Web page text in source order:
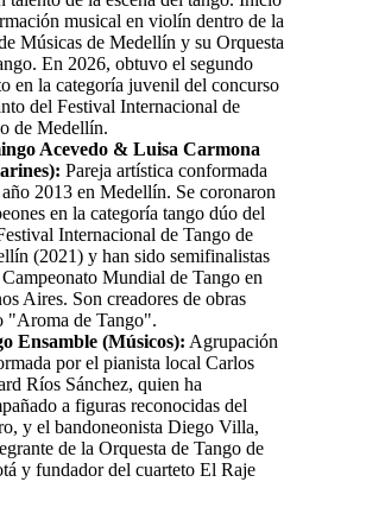
musical en violín dentro de la
Músicas de Medellín y su Orquesta
En 2026, obtuvo el segundo
en la categoría juvenil del concurso
del Festival Internacional de
de Medellín.
Acevedo & Luisa Carmona
Pareja artística conformada
2013 en Medellín. Se coronaron
en la categoría tango dúo del
Internacional de Tango de
(2021) y han sido semifinalistas
Mundial de Tango en
Aires. Son creadores de obras
"Aroma de Tango".
Ensamble (Músicos): Agrupación
por el pianista local Carlos
Ríos Sánchez, quien ha
a figuras reconocidas del
y el bandoneonista Diego Villa,
de la Orquesta de Tango de
y fundador del cuarteto El Raje